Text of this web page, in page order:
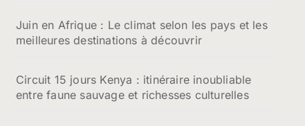
Juin en Afrique : Le climat selon les pays et les
meilleures destinations à découvrir
Circuit 15 jours Kenya : itinéraire inoubliable
entre faune sauvage et richesses culturelles